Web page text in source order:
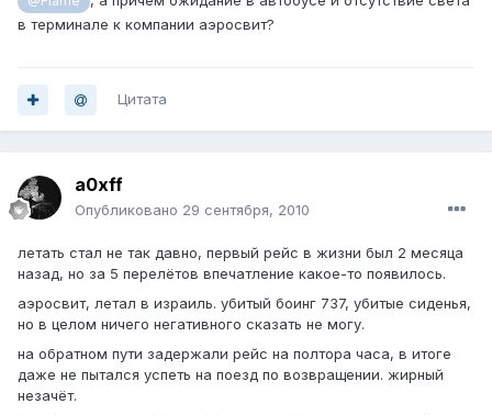
в терминале к компании аэросвит?
Цитата
a0xff
Опубликовано 29 сентября, 2010
летать стал не так давно, первый рейс в жизни был 2 месяца
назад, но за 5 перелётов впечатление какое-то появилось.
аэросвит, летал в израиль. убитый боинг 737, убитые сиденья,
но в целом ничего негативного сказать не могу.
на обратном пути задержали рейс на полтора часа, в итоге
даже не пытался успеть на поезд по возвращении. жирный
незачёт.